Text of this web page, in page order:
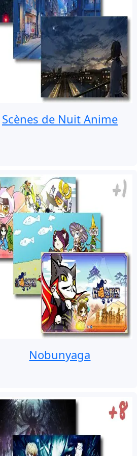
Scènes de Nuit Anime
Nobunyaga